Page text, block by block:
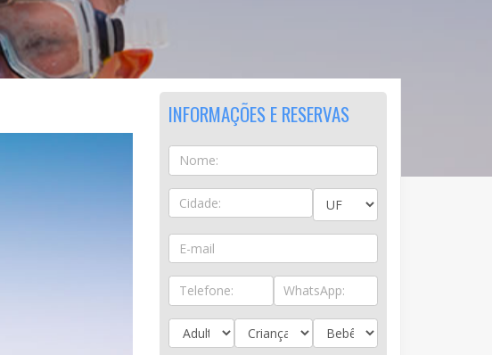
INFORMAÇÕES E RESERVAS